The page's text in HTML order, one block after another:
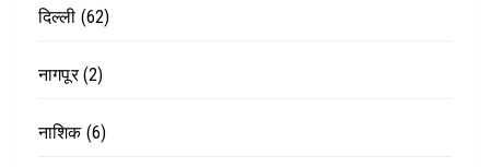
दिल्ली (62)
नागपूर(2)
नाशिक(6)